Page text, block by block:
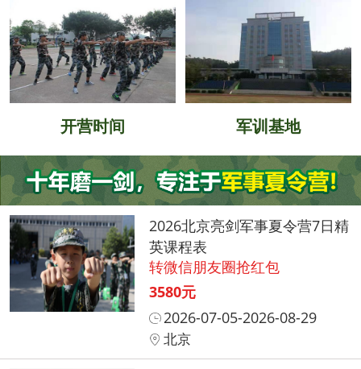
开营时间 军训基地
2026北京亮剑军事夏令营7日精
英课程表
转微信朋友圈抢红包
3580元
2026-07-05-2026-08-29
北京